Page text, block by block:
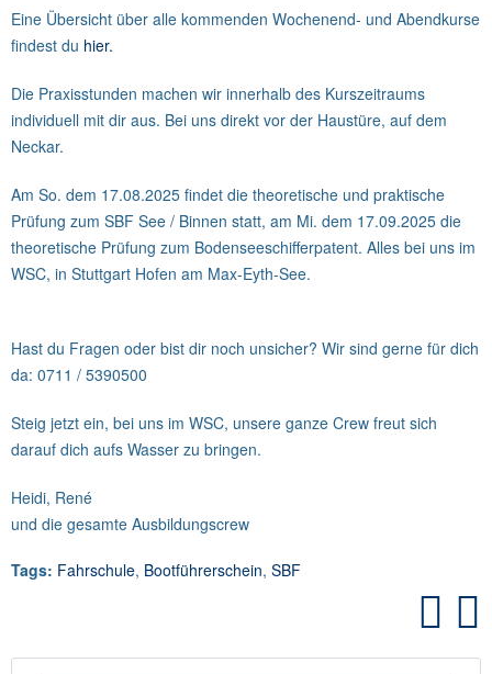
Eine Übersicht über alle kommenden Wochenend- und Abendkurse
findest du hier.
Die Praxisstunden machen wir innerhalb des Kurszeitraums
individuell mit dir aus. Bei uns direkt vor der Haustüre, auf dem
Neckar.
Am So. dem 17.08.2025 findet die theoretische und praktische
Prüfung zum SBF See / Binnen statt, am Mi. dem 17.09.2025 die
theoretische Prüfung zum Bodenseeschifferpatent. Alles bei uns im
WSC, in Stuttgart Hofen am Max-Eyth-See.
Hast du Fragen oder bist dir noch unsicher? Wir sind gerne für dich
da: 0711 / 5390500
Steig jetzt ein, bei uns im WSC, unsere ganze Crew freut sich
darauf dich aufs Wasser zu bringen.
Heidi, René
und die gesamte Ausbildungscrew
Tags: Fahrschule, Bootführerschein, SBF